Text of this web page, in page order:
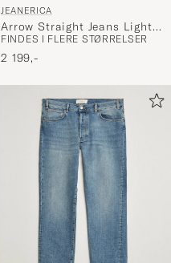
JEANERICA
Arrow Straight Jeans Light
Fresco
FINDES I FLERE STØRRELSER
2 199,-